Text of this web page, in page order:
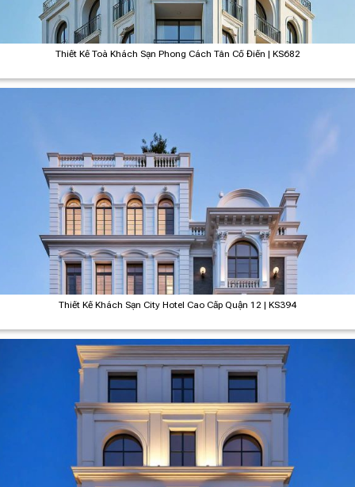
Thiết Kế Toà Khách Sạn Phong Cách Tân Cổ Điển | KS682
Thiết Kế Khách Sạn City Hotel Cao Cấp Quận 12 | KS394